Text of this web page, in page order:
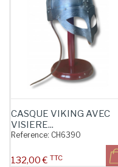
CASQUE VIKING AVEC
VISIERE...
Reference: CH6390
Prix
132,00 € TTC